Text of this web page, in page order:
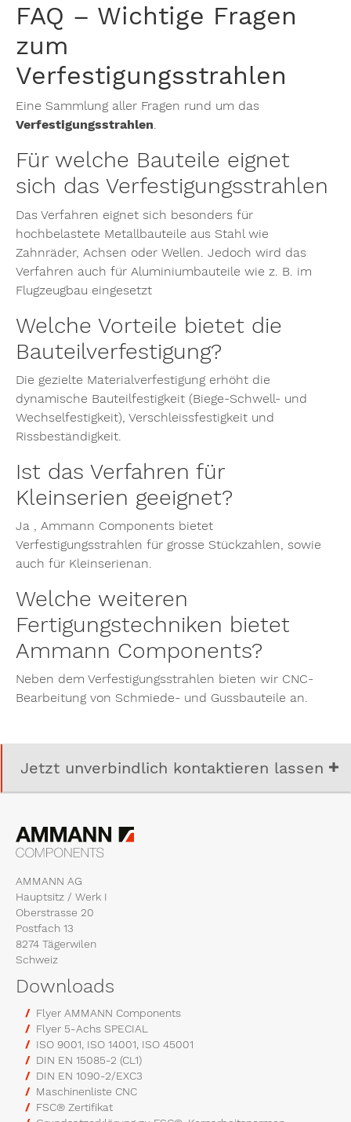
FAQ – Wichtige Fragen
zum
Verfestigungsstrahlen
Eine Sammlung aller Fragen rund um das
Verfestigungsstrahlen.
Für welche Bauteile eignet
sich das Verfestigungsstrahlen
Das Verfahren eignet sich besonders für
hochbelastete Metallbauteile aus Stahl wie
Zahnräder, Achsen oder Wellen. Jedoch wird das
Verfahren auch für Aluminiumbauteile wie z. B. im
Flugzeugbau eingesetzt
Welche Vorteile bietet die
Bauteilverfestigung?
Die gezielte Materialverfestigung erhöht die
dynamische Bauteilfestigkeit (Biege-Schwell- und
Wechselfestigkeit), Verschleissfestigkeit und
Rissbeständigkeit.
Ist das Verfahren für
Kleinserien geeignet?
Ja , Ammann Components bietet
Verfestigungsstrahlen für grosse Stückzahlen, sowie
auch für Kleinserienan.
Welche weiteren
Fertigungstechniken bietet
Ammann Components?
Neben dem Verfestigungsstrahlen bieten wir CNC-
Bearbeitung von Schmiede- und Gussbauteile an.
Jetzt unverbindlich kontaktieren lassen
AMMANN AG
Hauptsitz / Werk I
Oberstrasse 20
Postfach 13
8274 Tägerwilen
Schweiz
Downloads
Flyer AMMANN Components
Flyer 5-Achs SPECIAL
ISO 9001, ISO 14001, ISO 45001
DIN EN 15085-2 (CL1)
DIN EN 1090-2/EXC3
Maschinenliste CNC
FSC® Zertifikat